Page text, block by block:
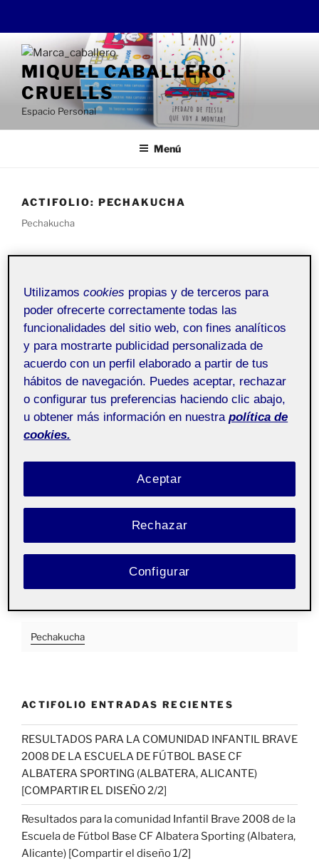
contenido
MIQUEL CABALLERO
CRUELLS
Espacio Personal
Menú
ACTIFOLIO: PECHAKUCHA
Pechakucha
Lonja del Pescado, Alicante (pechacucha)
Señalética y Digital
Signage aula 1
Buenos días a tod@s,
de señalética para la sala de exposiciones Lonja del
PEC5_ENTREGABLE1_pechacucha_caballero_cruells_
Pechakucha
ACTIFOLIO ENTRADAS RECIENTES
RESULTADOS PARA LA COMUNIDAD INFANTIL BRAVE
2008 DE LA ESCUELA DE FÚTBOL BASE CF
ALBATERA SPORTING (ALBATERA, ALICANTE)
[COMPARTIR EL DISEÑO 2/2]
Resultados para la comunidad Infantil Brave 2008 de la
Escuela de Fútbol Base CF Albatera Sporting (Albatera,
Alicante) [Compartir el diseño 1/2]
Utilizamoscookies propias y de terceros para
poder ofrecerte correctamente todas las
funcionalidades del sitio web, con fines analíticos
y para mostrarte publicidad personalizada de
acuerdo con un perfil elaborado a partir de tus
hábitos de navegación. Puedes aceptar, rechazar
o configurar tus preferencias haciendo clic abajo,
u obtener más información en nuestra política de
cookies.
Rechazar
Aceptar
Configurar